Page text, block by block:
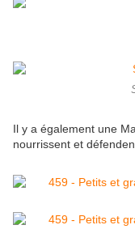
Il y a également une
nourrissent et